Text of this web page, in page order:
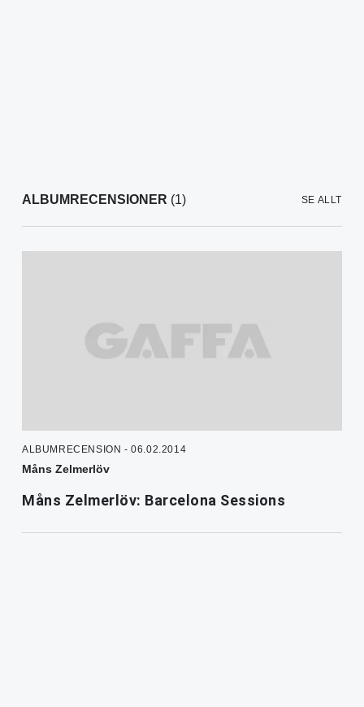
ALBUMRECENSIONER (1) SE ALLT
ALBUMRECENSION - 06.02.2014
Måns Zelmerlöv
Måns Zelmerlöv: Barcelona Sessions